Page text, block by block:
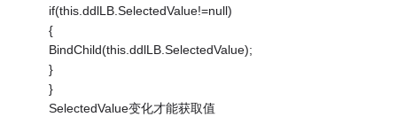
if(this.ddlLB.SelectedValue!=null)
{
BindChild(this.ddlLB.SelectedValue);
}
}
SelectedValue变化才能获取值